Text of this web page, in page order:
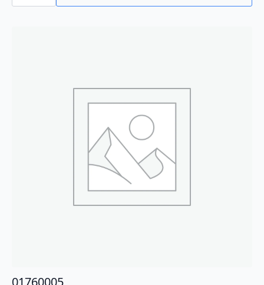
01760005